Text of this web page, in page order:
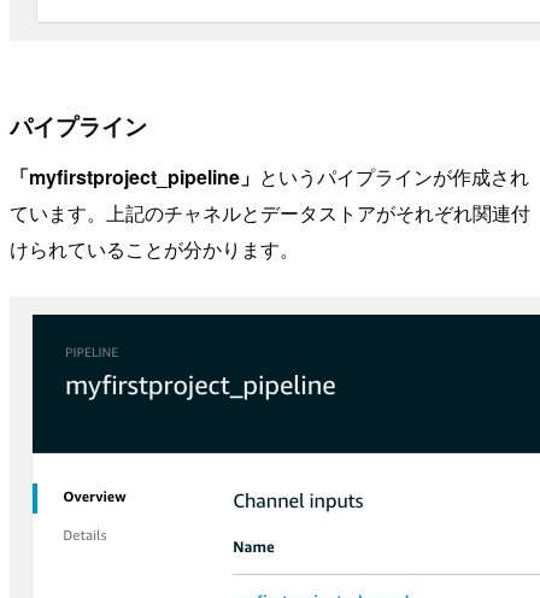
パイプライン
「myfirstproject_pipeline」 というパイプラインが作成され
ています。上記のチャネルとデータストアがそれぞれ関連付
けられていることが分かります。